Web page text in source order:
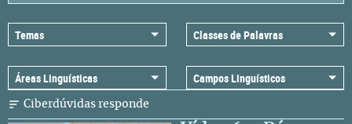
Ciberdúvidas responde